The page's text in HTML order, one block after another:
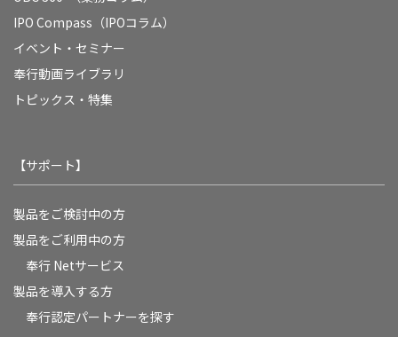
IPO Compass（IPOコラム）
イベント・セミナー
奉行動画ライブラリ
トピックス・特集
【サポート】
製品をご検討中の方
製品をご利用中の方
奉行 Netサービス
製品を導入する方
奉行認定パートナーを探す